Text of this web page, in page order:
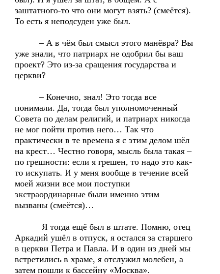
заштатного-то что они могут взять? (смеётся).
То есть я неподсуден уже был.
– А в чём был смысл этого манёвра? Вы
уже знали, что патриарх не одобрил бы ваш
проект? Это из-за сращения государства и
церкви?
– Конечно, знал! Это тогда все
понимали. Да, тогда был уполномоченный
Совета по делам религий, и патриарх никогда
не мог пойти против него… Так что
практически в те времена я с этим делом шёл
на крест… Честно говоря, мысль была такая –
по грешности: если я грешен, то надо это как-
то искупать. И у меня вообще в течение всей
моей жизни все мои поступки
экстраординарные были именно этим
вызваны (смеётся)…
Я тогда ещё был в штате. Помню, отец
Аркадий ушёл в отпуск, я остался за старшего
в церкви Петра и Павла. И в один из дней мы
встретились в храме, я отслужил молебен, а
затем пошли к бассейну «Москва».